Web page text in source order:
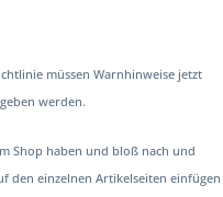
müssen Warnhinweise jetzt
werden.
Shop haben und bloß nach und
den einzelnen Artikelseiten einfügen